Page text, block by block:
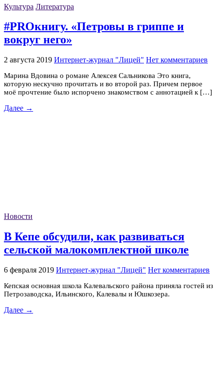
Культура Литература
#PROкнигу. «Петровы в гриппе и
вокруг него»
2 августа 2019 Интернет-журнал "Лицей" Нет комментариев
Марина Вдовина о романе Алексея Сальникова Это книга,
которую нескучно прочитать и во второй раз. Причем первое
моё прочтение было испорчено знакомством с аннотацией к […]
Далее →
Новости
В Кепе обсудили, как развиваться
сельской малокомплектной школе
6 февраля 2019 Интернет-журнал "Лицей" Нет комментариев
Кепская основная школа Калевальского района приняла гостей из
Петрозаводска, Ильинского, Калевалы и Юшкозера.
Далее →